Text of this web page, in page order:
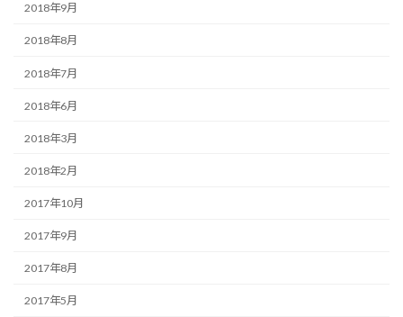
2018年9月
2018年8月
2018年7月
2018年6月
2018年3月
2018年2月
2017年10月
2017年9月
2017年8月
2017年5月